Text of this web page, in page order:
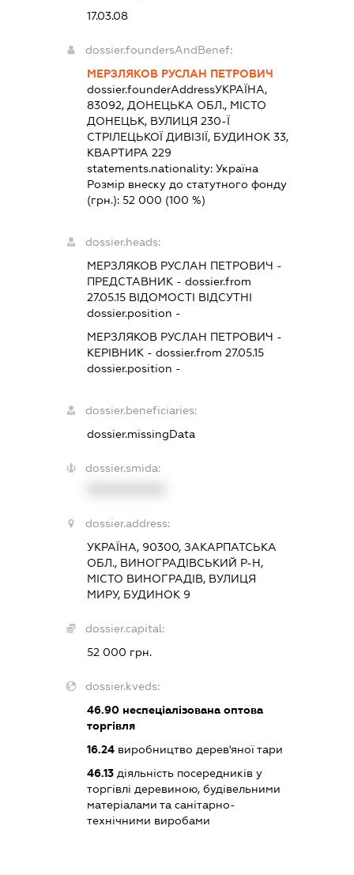
17.03.08
dossier.foundersAndBenef:
МЕРЗЛЯКОВ РУСЛАН ПЕТРОВИЧ
dossier.founderAddressУКРАЇНА,
83092, ДОНЕЦЬКА ОБЛ., МІСТО
ДОНЕЦЬК, ВУЛИЦЯ 230-Ї
СТРІЛЕЦЬКОЇ ДИВІЗІЇ, БУДИНОК 33,
КВАРТИРА 229
statements.nationality:Україна
Розмір внеску до статутного фонду
(грн.):52 000 (100 %)
dossier.heads:
МЕРЗЛЯКОВ РУСЛАН ПЕТРОВИЧ -
ПРЕДСТАВНИК - dossier.from
27.05.15 ВІДОМОСТІ ВІДСУТНІ
dossier.position -
МЕРЗЛЯКОВ РУСЛАН ПЕТРОВИЧ -
КЕРІВНИК - dossier.from 27.05.15
dossier.position -
dossier.beneficiaries:
dossier.missingData
dossier.smida:
dossier.address:
УКРАЇНА, 90300, ЗАКАРПАТСЬКА
ОБЛ., ВИНОГРАДІВСЬКИЙ Р-Н,
МІСТО ВИНОГРАДІВ, ВУЛИЦЯ
МИРУ, БУДИНОК 9
dossier.capital:
52 000 грн.
dossier.kveds:
46.90 неспеціалізована оптова
торгівля
16.24 виробництво дерев'яної тари
46.13 діяльність посередників у
торгівлі деревиною, будівельними
матеріалами та санітарно-
технічними виробами